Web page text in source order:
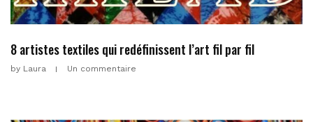
8 artistes textiles qui redéfinissent l’art fil par fil
by Laura Un commentaire